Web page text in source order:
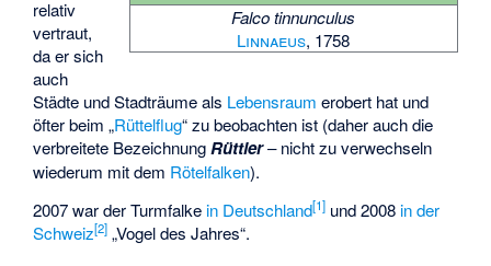
Falco tinnunculus
Linnaeus, 1758
relativ
vertraut,
da er sich
auch
Städte und Stadträume als Lebensraum erobert hat und
öfter beim „Rüttelflug“ zu beobachten ist (daher auch die
verbreitete BezeichnungRüttler– nicht zu verwechseln
wiederum mit dem Rötelfalken).
2007 war der Turmfalke in Deutschland[1] und 2008 in der
Schweiz[2] „Vogel des Jahres“.